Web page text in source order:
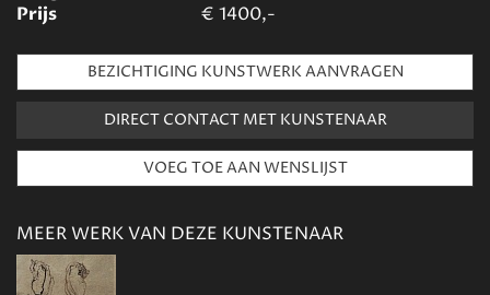
Prijs
€ 1400,-
BEZICHTIGING KUNSTWERK AANVRAGEN
DIRECT CONTACT MET KUNSTENAAR
MEER WERK VAN DEZE KUNSTENAAR